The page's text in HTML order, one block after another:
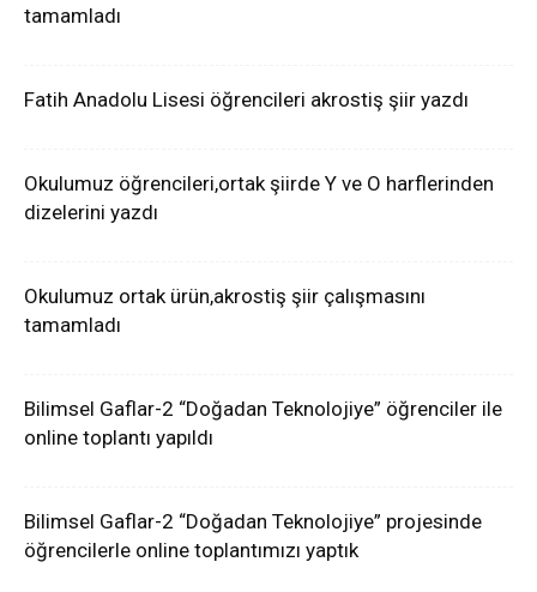
tamamladı
Fatih Anadolu Lisesi öğrencileri akrostiş şiir yazdı
Okulumuz öğrencileri,ortak şiirde Y ve O harflerinden
dizelerini yazdı
Okulumuz ortak ürün,akrostiş şiir çalışmasını
tamamladı
Bilimsel Gaflar-2 “Doğadan Teknolojiye” öğrenciler ile
online toplantı yapıldı
Bilimsel Gaflar-2 “Doğadan Teknolojiye” projesinde
öğrencilerle online toplantımızı yaptık